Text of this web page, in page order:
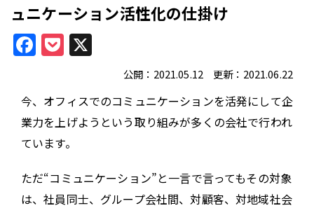
ュニケーション活性化の仕掛け
Facebook
Pocket
公開：2021.05.12 更新：2021.06.22
今、オフィスでのコミュニケーションを活発にして企
業力を上げようという取り組みが多くの会社で行われ
ています。
ただ“コミュニケーション”と一言で言ってもその対象
は、社員同士、グループ会社間、対顧客、対地域社会